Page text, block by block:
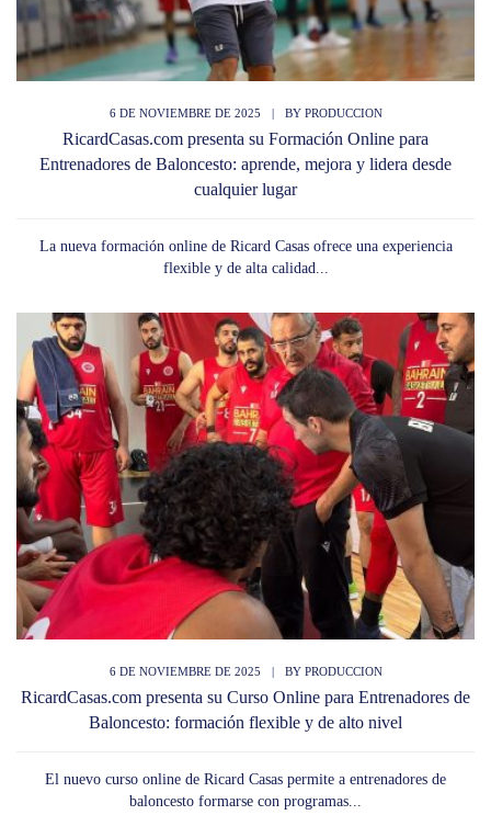
6 DE NOVIEMBRE DE 2025 | BY PRODUCCION
RicardCasas.com presenta su Formación Online para
Entrenadores de Baloncesto: aprende, mejora y lidera desde
cualquier lugar
La nueva formación online de Ricard Casas ofrece una experiencia
flexible y de alta calidad...
6 DE NOVIEMBRE DE 2025 | BY PRODUCCION
RicardCasas.com presenta su Curso Online para Entrenadores de
Baloncesto: formación flexible y de alto nivel
El nuevo curso online de Ricard Casas permite a entrenadores de
baloncesto formarse con programas...